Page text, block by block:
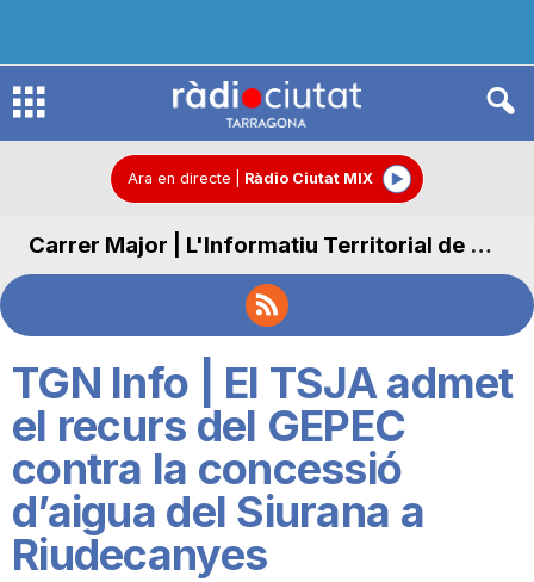
R
d
o
C
Ara en directe Ràdio Ciutat MIX
Carrer Major | L'Informatiu Territorial de Carrer Major
TGN Info | El TSJA admet
el recurs del GEPEC
contra la concessió
d’aigua del Siurana a
Riudecanyes